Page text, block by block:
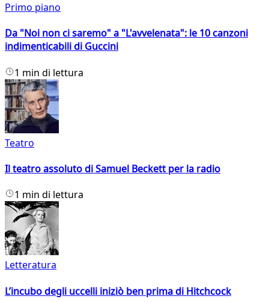
Primo piano
Da "Noi non ci saremo" a "L'avvelenata": le 10 canzoni
indimenticabili di Guccini
1 min di lettura
Teatro
Il teatro assoluto di Samuel Beckett per la radio
1 min di lettura
Letteratura
L’incubo degli uccelli iniziò ben prima di Hitchcock